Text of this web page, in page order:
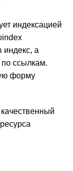
индексацией
индекс, а
ссылкам.
форму